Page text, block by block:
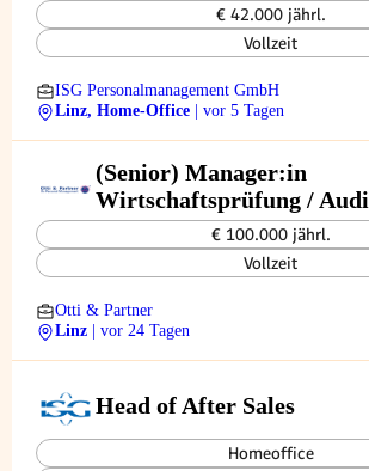
€ 42.000 jährl.
Vollzeit
ISG Personalmanagement GmbH
Linz, Home-Office
| vor 5 Tagen
(Senior) Manager:in
Wirtschaftsprüfung /
(m/w/d)
€ 100.000 jährl.
Vollzeit
Otti & Partner
Linz
| vor 24 Tagen
Head of After Sales
Homeoffice